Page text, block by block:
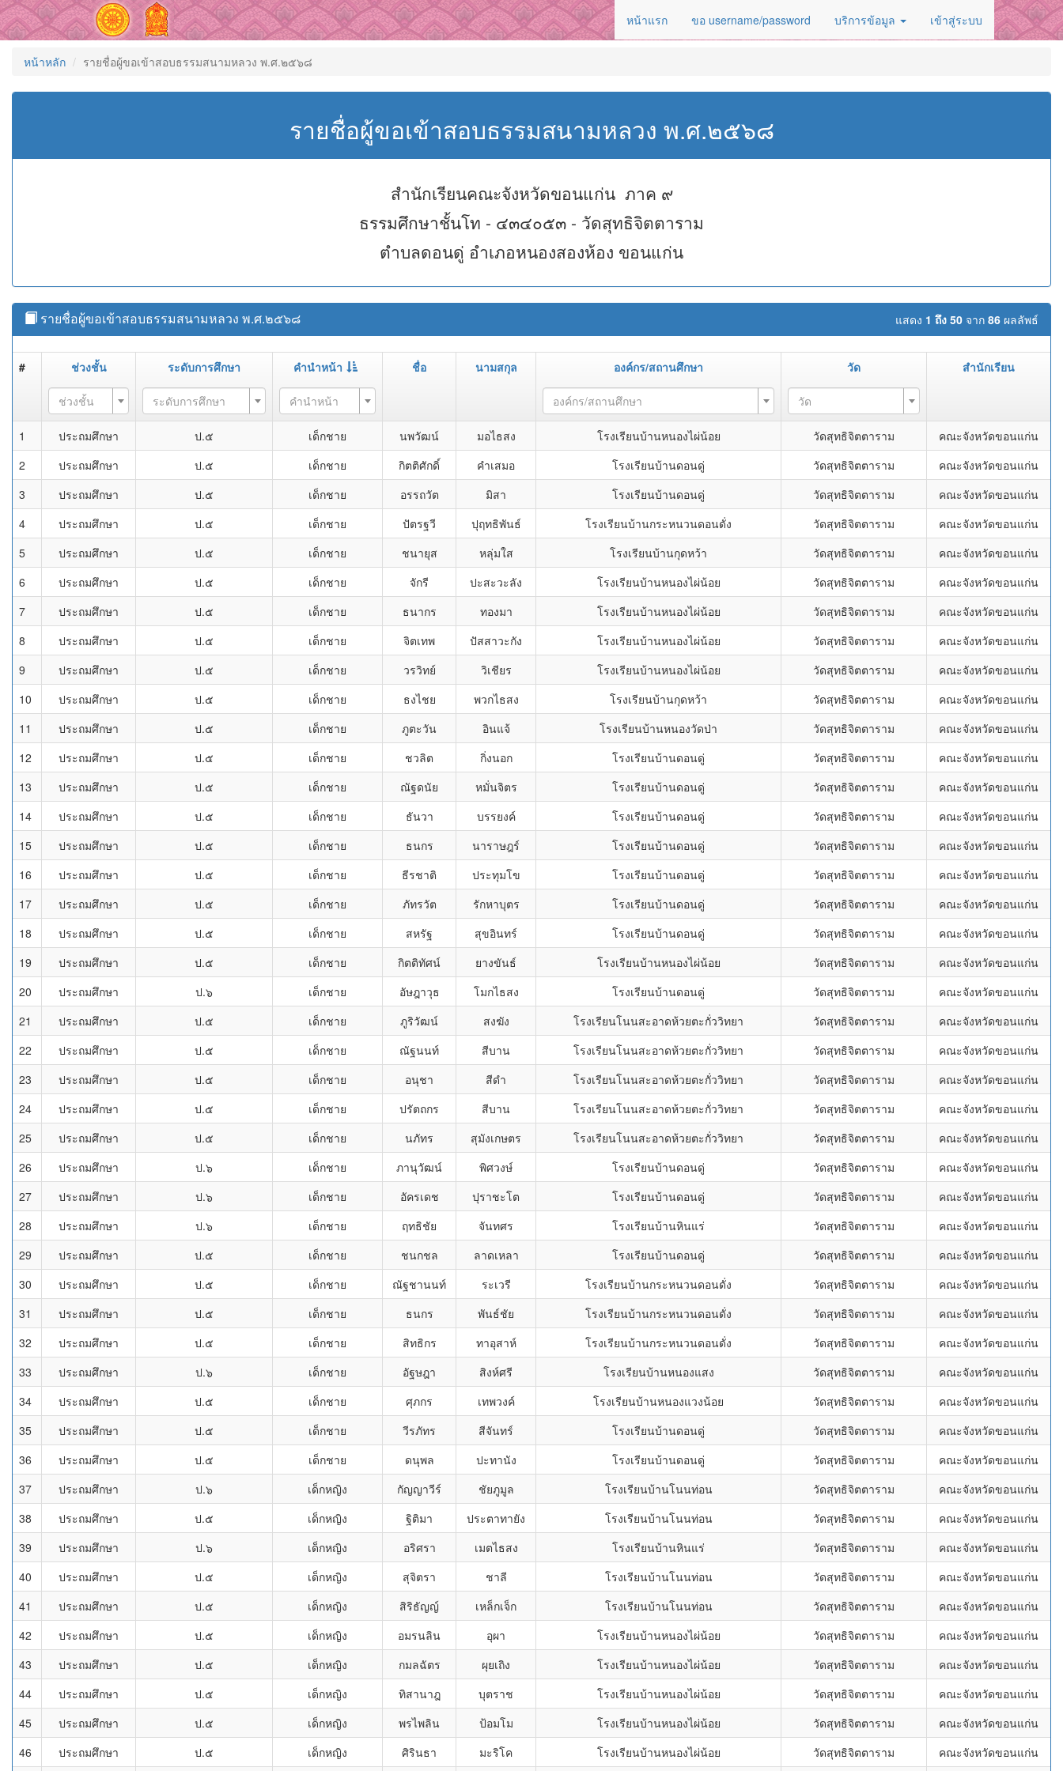
หน้าแรก ขอ username/password บริการข้อมูล เข้าสู่ระบบ
หน้าหลัก รายชื่อผู้ขอเข้าสอบธรรมสนามหลวง พ.ศ.๒๕๖๘
รายชื่อผู้ขอเข้าสอบธรรมสนามหลวง พ.ศ.๒๕๖๘
สำนักเรียนคณะจังหวัดขอนแก่น ภาค ๙
ธรรมศึกษาชั้นโท - ๔๓๔๐๕๓ - วัดสุทธิจิตตาราม
ตำบลดอนดู่ อำเภอหนองสองห้อง ขอนแก่น
แสดง 1 ถึง 50 จาก 86 ผลลัพธ์
รายชื่อผู้ขอเข้าสอบธรรมสนามหลวง พ.ศ.๒๕๖๘
# ช่วงชั้น ระดับการศึกษา คำนำหน้า ชื่อ นามสกุล องค์กร/สถานศึกษา วัด สำนักเรียน
ช่วงชั้น ระดับการศึกษา คำนำหน้า องค์กร/สถานศึกษา วัด
1 ประถมศึกษา ป.๕ เด็กชาย นพวัฒน์ มอไธสง โรงเรียนบ้านหนองไผ่น้อย วัดสุทธิจิตตาราม
คณะจังหวัดขอนแก่น
2
ประถมศึกษา ป.๕ เด็กชาย กิตติศักดิ์ คำเสมอ โรงเรียนบ้านดอนดู่ วัดสุทธิจิตตาราม
คณะจังหวัดขอนแก่น
3
ประถมศึกษา ป.๕ เด็กชาย อรรถวัต มิสา โรงเรียนบ้านดอนดู่ วัดสุทธิจิตตาราม
คณะจังหวัดขอนแก่น
4
ประถมศึกษา ป.๕ เด็กชาย ปัตรฐวี ปุฤทธิพันธ์ โรงเรียนบ้านกระหนวนดอนดั่ง วัดสุทธิจิตตาราม
คณะจังหวัดขอนแก่น
5
ประถมศึกษา ป.๕ เด็กชาย ชนายุส หลุ่มใส โรงเรียนบ้านกุดหว้า วัดสุทธิจิตตาราม
คณะจังหวัดขอนแก่น
6
ประถมศึกษา ป.๕ เด็กชาย จักรี ปะสะวะลัง โรงเรียนบ้านหนองไผ่น้อย วัดสุทธิจิตตาราม
คณะจังหวัดขอนแก่น
7
ประถมศึกษา ป.๕ เด็กชาย ธนากร ทองมา โรงเรียนบ้านหนองไผ่น้อย วัดสุทธิจิตตาราม
คณะจังหวัดขอนแก่น
8
ประถมศึกษา ป.๕ เด็กชาย จิตเทพ ปัสสาวะกัง โรงเรียนบ้านหนองไผ่น้อย วัดสุทธิจิตตาราม
คณะจังหวัดขอนแก่น
9
ประถมศึกษา ป.๕ เด็กชาย วรวิทย์ วิเชียร โรงเรียนบ้านหนองไผ่น้อย วัดสุทธิจิตตาราม
คณะจังหวัดขอนแก่น
10
ประถมศึกษา ป.๕ เด็กชาย ธงไชย พวกไธสง โรงเรียนบ้านกุดหว้า วัดสุทธิจิตตาราม
คณะจังหวัดขอนแก่น
11
ประถมศึกษา ป.๕ เด็กชาย ภูตะวัน อินแจ้ โรงเรียนบ้านหนองวัดป่า วัดสุทธิจิตตาราม
คณะจังหวัดขอนแก่น
12
ประถมศึกษา ป.๕ เด็กชาย ชวลิต กิ่งนอก โรงเรียนบ้านดอนดู่ วัดสุทธิจิตตาราม
คณะจังหวัดขอนแก่น
13
ประถมศึกษา ป.๕ เด็กชาย ณัฐดนัย หมั่นจิตร โรงเรียนบ้านดอนดู่ วัดสุทธิจิตตาราม
คณะจังหวัดขอนแก่น
14
ประถมศึกษา ป.๕ เด็กชาย ธันวา บรรยงค์ โรงเรียนบ้านดอนดู่ วัดสุทธิจิตตาราม
คณะจังหวัดขอนแก่น
15
ประถมศึกษา ป.๕ เด็กชาย ธนกร นาราษฎร์ โรงเรียนบ้านดอนดู่ วัดสุทธิจิตตาราม
คณะจังหวัดขอนแก่น
16
ประถมศึกษา ป.๕ เด็กชาย ธีรชาติ ประทุมโข โรงเรียนบ้านดอนดู่ วัดสุทธิจิตตาราม
คณะจังหวัดขอนแก่น
17
ประถมศึกษา ป.๕ เด็กชาย ภัทรวัต รักหาบุตร โรงเรียนบ้านดอนดู่ วัดสุทธิจิตตาราม
คณะจังหวัดขอนแก่น
18
ประถมศึกษา ป.๕ เด็กชาย สหรัฐ สุขอินทร์ โรงเรียนบ้านดอนดู่ วัดสุทธิจิตตาราม
คณะจังหวัดขอนแก่น
19
ประถมศึกษา ป.๕ เด็กชาย กิตติทัศน์ ยางขันธ์ โรงเรียนบ้านหนองไผ่น้อย วัดสุทธิจิตตาราม
คณะจังหวัดขอนแก่น
20
ประถมศึกษา ป.๖ เด็กชาย อัษฎาวุธ โมกไธสง โรงเรียนบ้านดอนดู่ วัดสุทธิจิตตาราม
คณะจังหวัดขอนแก่น
21
ประถมศึกษา ป.๕ เด็กชาย ภูริวัฒน์ สงฆัง โรงเรียนโนนสะอาดห้วยตะกั่ววิทยา วัดสุทธิจิตตาราม
คณะจังหวัดขอนแก่น
22
ประถมศึกษา ป.๕ เด็กชาย ณัฐนนท์ สีบาน โรงเรียนโนนสะอาดห้วยตะกั่ววิทยา วัดสุทธิจิตตาราม
คณะจังหวัดขอนแก่น
23
ประถมศึกษา ป.๕ เด็กชาย อนุชา สีดำ โรงเรียนโนนสะอาดห้วยตะกั่ววิทยา วัดสุทธิจิตตาราม
คณะจังหวัดขอนแก่น
24
ประถมศึกษา ป.๕ เด็กชาย ปรัตถกร สีบาน โรงเรียนโนนสะอาดห้วยตะกั่ววิทยา วัดสุทธิจิตตาราม
คณะจังหวัดขอนแก่น
25
ประถมศึกษา ป.๕ เด็กชาย นภัทร สุมังเกษตร โรงเรียนโนนสะอาดห้วยตะกั่ววิทยา วัดสุทธิจิตตาราม
คณะจังหวัดขอนแก่น
26
ประถมศึกษา ป.๖ เด็กชาย ภานุวัฒน์ พิศวงษ์ โรงเรียนบ้านดอนดู่ วัดสุทธิจิตตาราม
คณะจังหวัดขอนแก่น
27
ประถมศึกษา ป.๖ เด็กชาย อัครเดช ปุราชะโต โรงเรียนบ้านดอนดู่ วัดสุทธิจิตตาราม
คณะจังหวัดขอนแก่น
28
ประถมศึกษา ป.๖ เด็กชาย ฤทธิชัย จันทศร โรงเรียนบ้านหินแร่ วัดสุทธิจิตตาราม
คณะจังหวัดขอนแก่น
29
ประถมศึกษา ป.๕ เด็กชาย ชนกชล ลาดเหลา โรงเรียนบ้านดอนดู่ วัดสุทธิจิตตาราม
คณะจังหวัดขอนแก่น
30
ประถมศึกษา ป.๕ เด็กชาย ณัฐชานนท์ ระเวรี โรงเรียนบ้านกระหนวนดอนดั่ง วัดสุทธิจิตตาราม
คณะจังหวัดขอนแก่น
31
ประถมศึกษา ป.๕ เด็กชาย ธนกร พันธ์ชัย โรงเรียนบ้านกระหนวนดอนดั่ง วัดสุทธิจิตตาราม
คณะจังหวัดขอนแก่น
32
ประถมศึกษา ป.๕ เด็กชาย สิทธิกร ทาอุสาห์ โรงเรียนบ้านกระหนวนดอนดั่ง วัดสุทธิจิตตาราม
คณะจังหวัดขอนแก่น
33
ประถมศึกษา ป.๖ เด็กชาย อัฐษฎา สิงห์ศรี โรงเรียนบ้านหนองแสง วัดสุทธิจิตตาราม
คณะจังหวัดขอนแก่น
34
ประถมศึกษา ป.๕ เด็กชาย ศุภกร เทพวงค์ โรงเรียนบ้านหนองแวงน้อย วัดสุทธิจิตตาราม
คณะจังหวัดขอนแก่น
35
ประถมศึกษา ป.๕ เด็กชาย วีรภัทร สีจันทร์ โรงเรียนบ้านดอนดู่ วัดสุทธิจิตตาราม
คณะจังหวัดขอนแก่น
36
ประถมศึกษา ป.๕ เด็กชาย ดนุพล ปะทานัง โรงเรียนบ้านดอนดู่ วัดสุทธิจิตตาราม
คณะจังหวัดขอนแก่น
37
ประถมศึกษา ป.๖ เด็กหญิง กัญญาวีร์ ชัยภูมูล โรงเรียนบ้านโนนท่อน วัดสุทธิจิตตาราม
คณะจังหวัดขอนแก่น
38
ประถมศึกษา ป.๕ เด็กหญิง ฐิติมา ประตาทายัง โรงเรียนบ้านโนนท่อน วัดสุทธิจิตตาราม
คณะจังหวัดขอนแก่น
39
ประถมศึกษา ป.๖ เด็กหญิง อริศรา เมตไธสง โรงเรียนบ้านหินแร่ วัดสุทธิจิตตาราม
คณะจังหวัดขอนแก่น
40
ประถมศึกษา ป.๕ เด็กหญิง สุจิตรา ชาลี โรงเรียนบ้านโนนท่อน วัดสุทธิจิตตาราม
คณะจังหวัดขอนแก่น
41
ประถมศึกษา ป.๕ เด็กหญิง สิริธัญญ์ เหล็กเจ็ก โรงเรียนบ้านโนนท่อน วัดสุทธิจิตตาราม
คณะจังหวัดขอนแก่น
42
ประถมศึกษา ป.๕ เด็กหญิง อมรนลิน อุผา โรงเรียนบ้านหนองไผ่น้อย วัดสุทธิจิตตาราม
คณะจังหวัดขอนแก่น
43
ประถมศึกษา ป.๕ เด็กหญิง กมลฉัตร ผุยเถิง โรงเรียนบ้านหนองไผ่น้อย วัดสุทธิจิตตาราม
คณะจังหวัดขอนแก่น
44
ประถมศึกษา ป.๕ เด็กหญิง ทิสานาฎ บุตราช โรงเรียนบ้านหนองไผ่น้อย วัดสุทธิจิตตาราม
คณะจังหวัดขอนแก่น
45
ประถมศึกษา ป.๕ เด็กหญิง พรไพลิน ป้อมโม โรงเรียนบ้านหนองไผ่น้อย วัดสุทธิจิตตาราม
คณะจังหวัดขอนแก่น
46
ประถมศึกษา ป.๕ เด็กหญิง ศิรินธา มะริโค โรงเรียนบ้านหนองไผ่น้อย วัดสุทธิจิตตาราม คณะจังหวัดขอนแก่น